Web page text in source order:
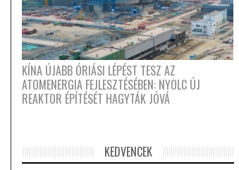
KÍNA ÚJABB ÓRIÁSI LÉPÉST TESZ AZ
ATOMENERGIA FEJLESZTÉSÉBEN: NYOLC ÚJ
REAKTOR ÉPÍTÉSÉT HAGYTÁK JÓVÁ
KEDVENCEK